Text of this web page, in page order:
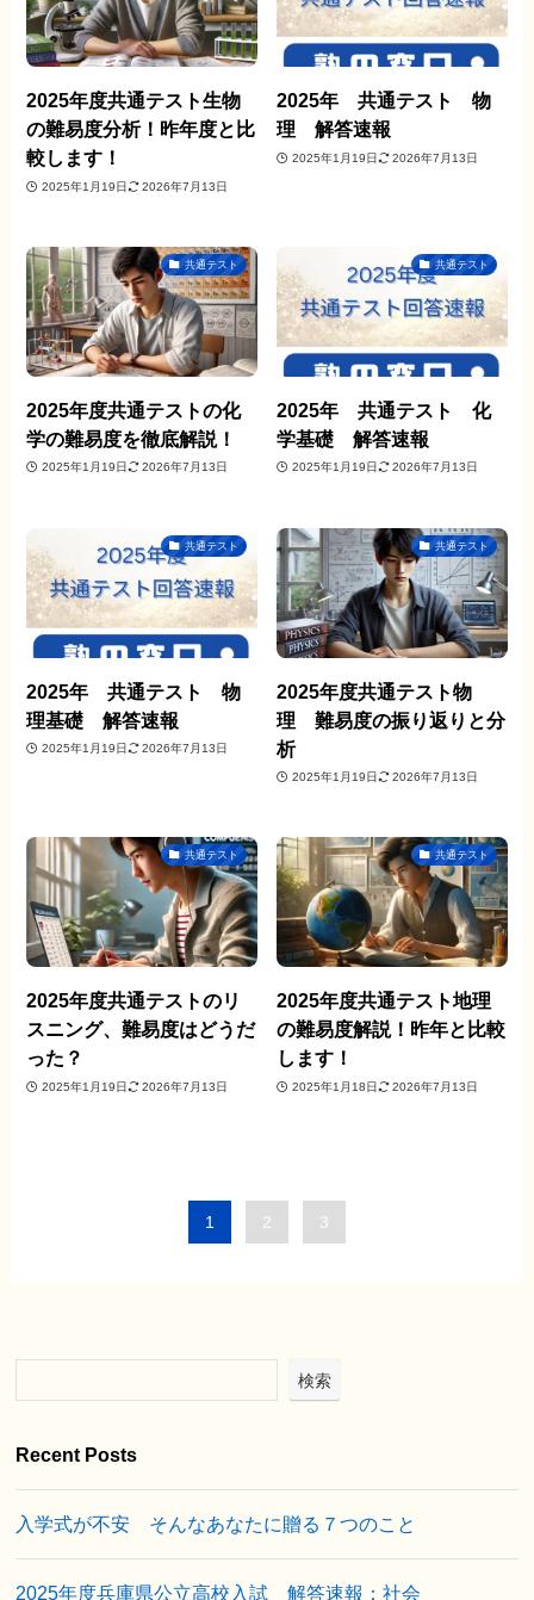
2025年度共通テスト生物
の難易度分析！昨年度と比
較します！
2025年1月19日 2026年7月13日
2025年 共通テスト 物
理 解答速報
2025年1月19日 2026年7月13日
共通テスト
2025年度共通テストの化
学の難易度を徹底解説！
2025年1月19日 2026年7月13日
共通テスト
2025年 共通テスト 化
学基礎 解答速報
2025年1月19日 2026年7月13日
共通テスト
2025年 共通テスト 物
理基礎 解答速報
2025年1月19日 2026年7月13日
共通テスト
2025年度共通テスト物
理 難易度の振り返りと分
析
2025年1月19日 2026年7月13日
共通テスト
2025年度共通テストのリ
スニング、難易度はどうだ
った？
2025年1月19日 2026年7月13日
共通テスト
2025年度共通テスト地理
の難易度解説！昨年と比較
します！
2025年1月18日 2026年7月13日
1 2 3
検索
Recent Posts
入学式が不安 そんなあなたに贈る７つのこと
2025年度兵庫県公立高校入試 解答速報：社会